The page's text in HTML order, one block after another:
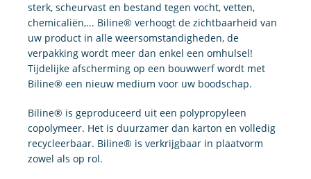
sterk, scheurvast en bestand tegen vocht, vetten,
chemicaliën,... Biline® verhoogt de zichtbaarheid van
uw product in alle weersomstandigheden, de
verpakking wordt meer dan enkel een omhulsel!
Tijdelijke afscherming op een bouwwerf wordt met
Biline® een nieuw medium voor uw boodschap.
Biline® is geproduceerd uit een polypropyleen
copolymeer. Het is duurzamer dan karton en volledig
recycleerbaar. Biline® is verkrijgbaar in plaatvorm
zowel als op rol.